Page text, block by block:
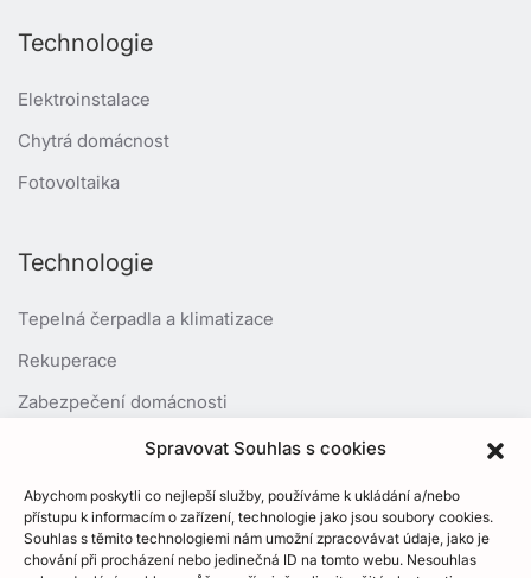
Spravovat Souhlas s cookies
Abychom poskytli co nejlepší služby, používáme k ukládání a/nebo
přístupu k informacím o zařízení, technologie jako jsou soubory cookies.
Souhlas s těmito technologiemi nám umožní zpracovávat údaje, jako je
chování při procházení nebo jedinečná ID na tomto webu. Nesouhlas
Technologie
Elektroinstalace
Chytrá domácnost
Fotovoltaika
Technologie
Tepelná čerpadla a klimatizace
Rekuperace
Zabezpečení domácnosti
+420 605 249 301